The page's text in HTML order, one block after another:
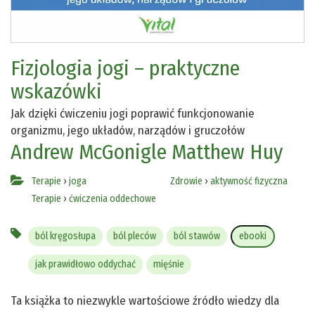
Fizjologia jogi – praktyczne
wskazówki
Jak dzięki ćwiczeniu jogi poprawić funkcjonowanie
organizmu, jego układów, narządów i gruczołów
Andrew McGonigle Matthew Huy
Terapie › joga
Terapie › ćwiczenia oddechowe
Zdrowie › aktywność fizyczna
ból kręgosłupa ból pleców ból stawów ebooki
jak prawidłowo oddychać mięśnie
Ta książka to niezwykle wartościowe źródło wiedzy dla